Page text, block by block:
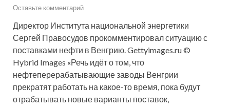
Оставьте комментарий
Директор Института национальной энергетики
Сергей Правосудов прокомментировал ситуацию с
поставками нефти в Венгрию. Gettyimages.ru ©
Hybrid Images «Речь идёт о том, что
нефтеперерабатывающие заводы Венгрии
прекратят работать на какое-то время, пока будут
отрабатывать новые варианты поставок,